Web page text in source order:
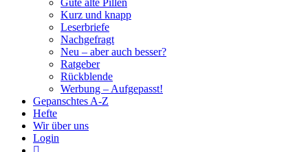
Gute alte Pillen
Kurz und knapp
Leserbriefe
Nachgefragt
Neu – aber auch besser?
Ratgeber
Rückblende
Werbung – Aufgepasst!
Gepanschtes A-Z
Hefte
Wir über uns
Login